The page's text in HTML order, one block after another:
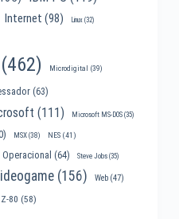
Internet (98) Linux(32)
(462) Microdigital (39)
(63)
(111) Microsoft MS-DOS(35)
MSX(38) NES(41)
Operacional (64) Steve Jobs(35)
(156) Web(47)
80 (58)